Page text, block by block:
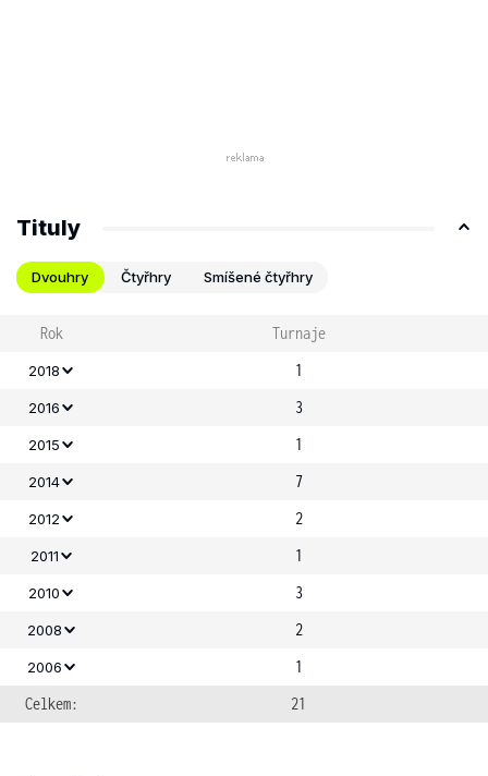
Tituly
Dvouhry Čtyřhry Smíšené čtyřhry
Rok Turnaje
2018 1
2016 3
2015 1
2014 7
2012 2
2011 1
2010 3
2008 2
2006
1
Celkem:
21